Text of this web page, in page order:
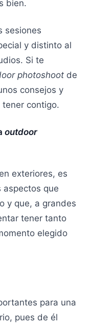
bien.
sesiones
y distinto al
Si te
photoshoot de
consejos y
contigo.
outdoor
exteriores, es
aspectos que
y que, a grandes
tener tanto
elegido
para una
pues de él